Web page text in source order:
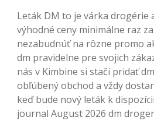
Leták DM to je várka drogérie
výhodné ceny minimálne raz
nezabudnúť na rôzne promo
dm pravidelne pre svojich
nás v Kimbine si stačí pridať
obľúbený obchod a vždy
keď bude nový leták k
journal August 2026 dm